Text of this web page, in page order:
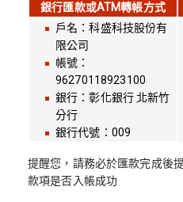
銀行匯款或ATM轉帳方式
戶名：科盛科技股份有
限公司
帳號：
96270118923100
銀行：彰化銀行 北新竹
分行
銀行代號：009
提醒您，請務必於匯款完成後
款項是否入帳成功